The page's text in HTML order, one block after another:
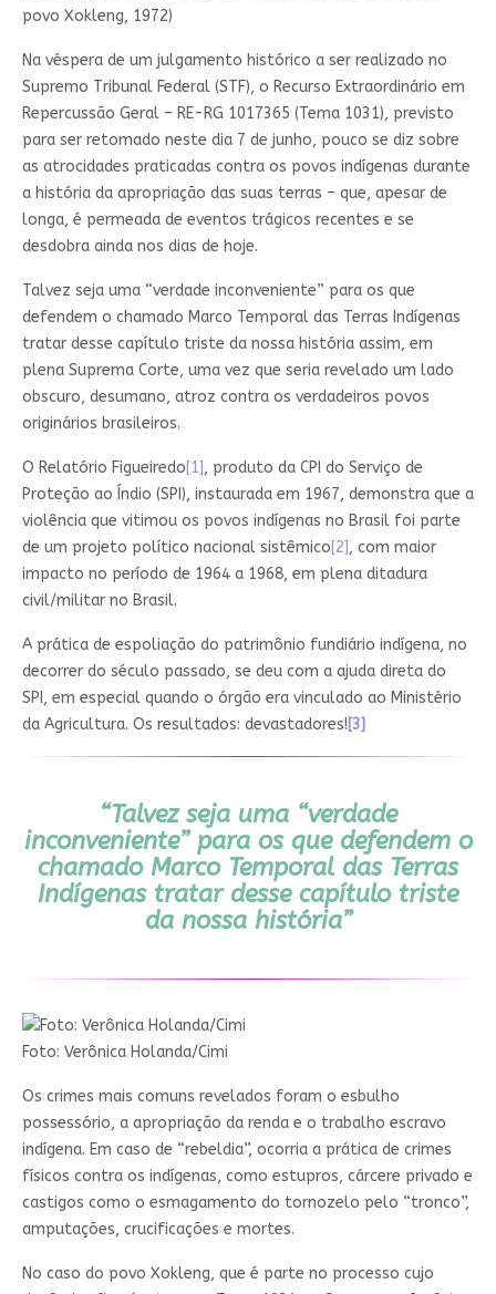
povo Xokleng, 1972)
Na véspera de um julgamento histórico a ser realizado no
Supremo Tribunal Federal (STF), o Recurso Extraordinário em
Repercussão Geral – RE-RG 1017365 (Tema 1031), previsto
para ser retomado neste dia 7 de junho, pouco se diz sobre
as atrocidades praticadas contra os povos indígenas durante
a história da apropriação das suas terras – que, apesar de
longa, é permeada de eventos trágicos recentes e se
desdobra ainda nos dias de hoje.
Talvez seja uma “verdade inconveniente” para os que
defendem o chamado Marco Temporal das Terras Indígenas
tratar desse capítulo triste da nossa história assim, em
plena Suprema Corte, uma vez que seria revelado um lado
obscuro, desumano, atroz contra os verdadeiros povos
originários brasileiros.
O Relatório Figueiredo[1], produto da CPI do Serviço de
Proteção ao Índio (SPI), instaurada em 1967, demonstra que a
violência que vitimou os povos indígenas no Brasil foi parte
de um projeto político nacional sistêmico[2], com maior
impacto no período de 1964 a 1968, em plena ditadura
civil/militar no Brasil.
A prática de espoliação do patrimônio fundiário indígena, no
decorrer do século passado, se deu com a ajuda direta do
SPI, em especial quando o órgão era vinculado ao Ministério
da Agricultura. Os resultados: devastadores![3]
“Talvez seja uma “verdade
inconveniente” para os que defendem o
chamado Marco Temporal das Terras
Indígenas tratar desse capítulo triste
da nossa história”
Foto: Verônica Holanda/Cimi
Os crimes mais comuns revelados foram o esbulho
possessório, a apropriação da renda e o trabalho escravo
indígena. Em caso de “rebeldia”, ocorria a prática de crimes
físicos contra os indígenas, como estupros, cárcere privado e
castigos como o esmagamento do tornozelo pelo “tronco”,
amputações, crucificações e mortes.
No caso do povo Xokleng, que é parte no processo cujo